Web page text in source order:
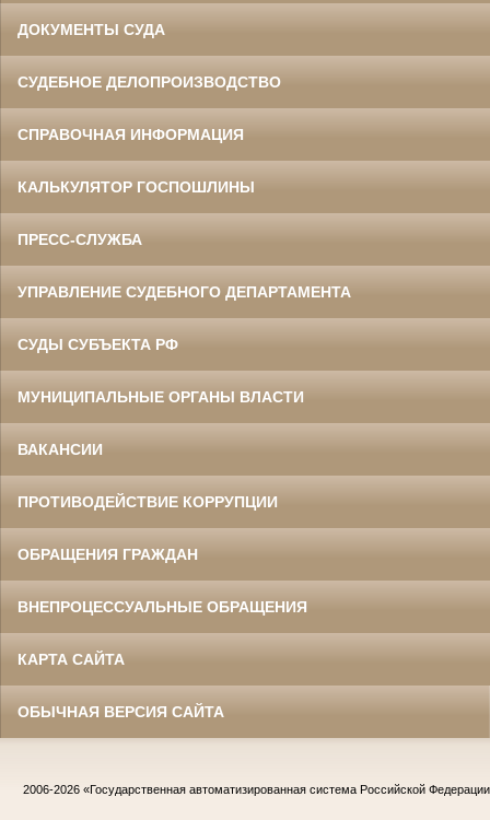
ДОКУМЕНТЫ СУДА
СУДЕБНОЕ ДЕЛОПРОИЗВОДСТВО
СПРАВОЧНАЯ ИНФОРМАЦИЯ
КАЛЬКУЛЯТОР ГОСПОШЛИНЫ
ПРЕСС-СЛУЖБА
УПРАВЛЕНИЕ СУДЕБНОГО ДЕПАРТАМЕНТА
СУДЫ СУБЪЕКТА РФ
МУНИЦИПАЛЬНЫЕ ОРГАНЫ ВЛАСТИ
ВАКАНСИИ
ПРОТИВОДЕЙСТВИЕ КОРРУПЦИИ
ОБРАЩЕНИЯ ГРАЖДАН
ВНЕПРОЦЕССУАЛЬНЫЕ ОБРАЩЕНИЯ
КАРТА САЙТА
ОБЫЧНАЯ ВЕРСИЯ САЙТА
2006-2026 «Государственная автоматизированная система Российской